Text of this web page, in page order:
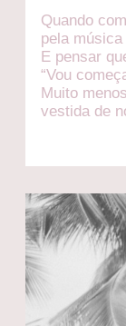
Quando
pela
E pensar
“Vou
Muito
vestida de